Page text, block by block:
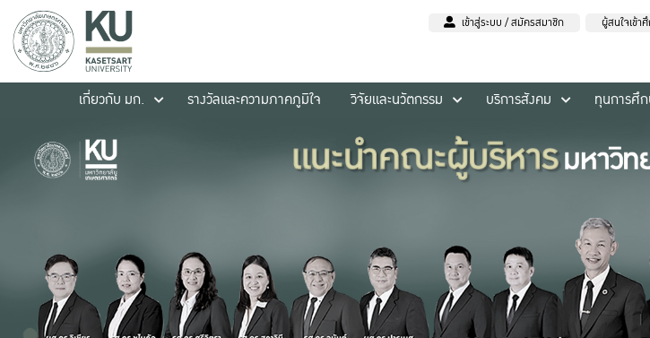
เข้าสู่ระบบ / สมัครสมาชิก ผู้สนใจเข้า
เกี่ยวกับ มก.
รางวัลและความภาคภูมิใจ วิจัยและนวัตกรรม บริการสังคม ทุนการศึ